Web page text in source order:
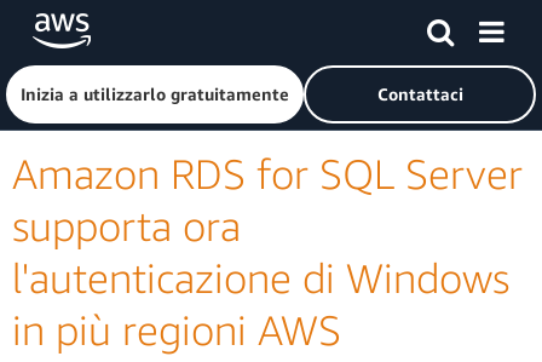
Passa al contenuto principale
Fai clic qui per tornare alla home page di Amazon Web
Inizia a utilizzarlo gratuitamente Contattaci
Amazon RDS for SQL Server
supporta ora
l'autenticazione di Windows
in più regioni AWS